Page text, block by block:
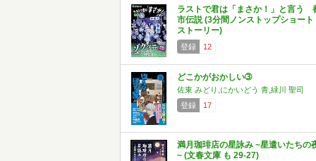
ラストで君は「まさか！」と言う
市伝説 (3分間ノンストップショート
ストーリー)
登録 12
どこかがおかしい➂
佐東 みどり,にかいどう 青,緑川 聖司
登録
17
満月珈琲店の星詠み ~星遣いたちの
~ (文春文庫 も 29-27)